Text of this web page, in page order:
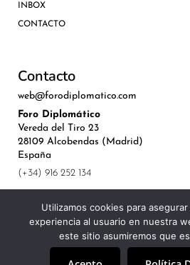
INBOX
CONTACTO
Contacto
web@forodiplomatico.com
Foro Diplomático
Vereda del Tiro 23
28109 Alcobendas (Madrid)
España
(+34) 916 252 134
Utilizamos cookies para
experiencia al usuario en nuestra
este sitio asumiremos que